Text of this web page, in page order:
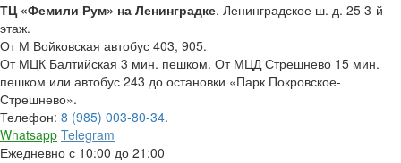
ТЦ «Фемили Рум» на Ленинградке. Ленинградское ш. д. 25 3-й
этаж.
От М Войковская автобус 403, 905.
От МЦК Балтийская 3 мин. пешком. От МЦД Стрешнево 15 мин.
пешком или автобус 243 до остановки «Парк Покровское-
Стрешнево».
Телефон: 8 (985) 003-80-34.
Whatsapp Telegram
Ежедневно с 10:00 до 21:00